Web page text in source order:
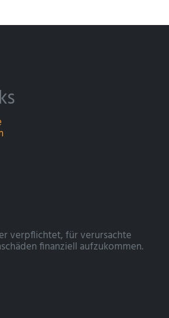
verpflichtet, für verursachte
finanziell aufzukommen.